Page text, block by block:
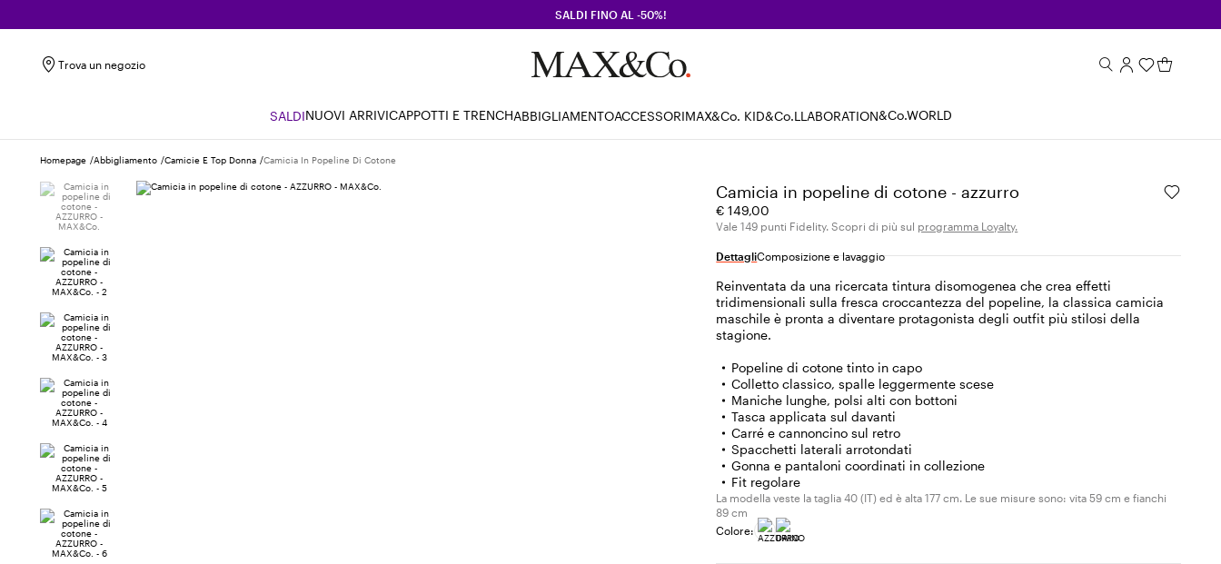
SALDI FINO AL -50%!
Trova un negozio
SALDINUOVI ARRIVICAPPOTTI E TRENCHABBIGLIAMENTOACCESSORIMAX&Co. KID&Co.LLABORATION&Co.WORLD
Homepage Abbigliamento Camicie E Top Donna Camicia In Popeline Di Cotone
Camicia in popeline di cotone - azzurro
€ 149,00
Vale 149 punti Fidelity. Scopri di più sul programma Loyalty.
DettagliComposizione e lavaggio
Reinventata da una ricercata tintura disomogenea che crea effetti
tridimensionali sulla fresca croccantezza del popeline, la classica camicia
maschile è pronta a diventare protagonista degli outfit più stilosi della
stagione.
Popeline di cotone tinto in capo
Colletto classico, spalle leggermente scese
Maniche lunghe, polsi alti con bottoni
Tasca applicata sul davanti
Carré e cannoncino sul retro
Spacchetti laterali arrotondati
Gonna e pantaloni coordinati in collezione
Fit regolare
La modella veste la taglia 40 (IT) ed è alta 177 cm. Le sue misure sono: vita 59 cm e fianchi
89 cm
Colore: